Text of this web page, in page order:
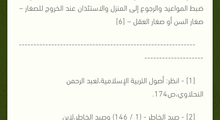
ضبط المواعيد والرجوع إلى المنزل والاستئذان عند الخروج للصغار –
صغار السن أو صغار العقل – [6]
------------------------------------------------------------
--------------------
[1] - انظر: أصول التربية الإسلامية،لعبد الرحمن
النحلاوي،ص174.
[2] - صيد الخاطر - (1 / 146) وصيد الخاطر،لابن